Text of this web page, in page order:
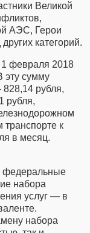
Великой
АЭС, Герои
категорий.
1 февраля 2018
эту сумму
рубля,
рубля,
транспорте к
в месяц.
федеральные
набора
услуг — в
набора